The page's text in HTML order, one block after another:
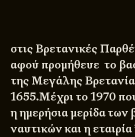
στις Βρετανικές
αφού προμήθευε το
της Μεγάλης
1655.Μέχρι το 1970
η ημερήσια μερίδα των
ναυτικών και η εταιρία